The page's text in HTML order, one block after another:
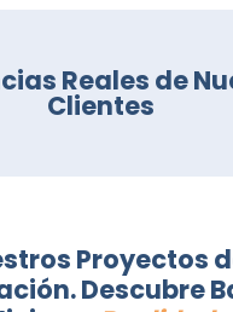
Reales de
Clientes
Proyectos
Descubre